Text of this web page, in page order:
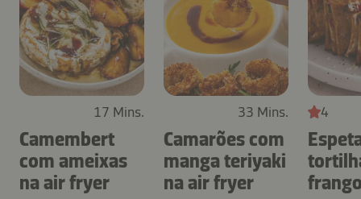
17 Mins.
Camembert
com ameixas
na air fryer
33 Mins.
Camarões com
manga teriyaki
na air fryer
4